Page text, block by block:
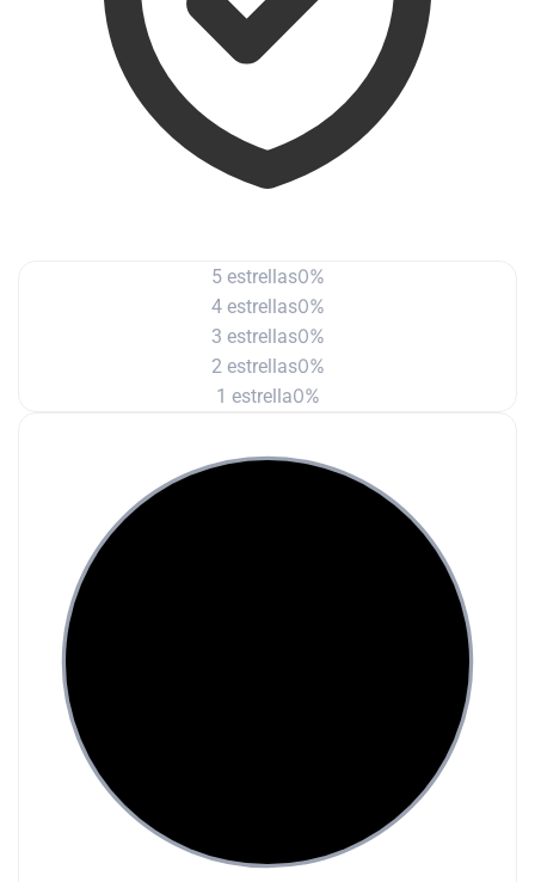
5 estrellas0%
4 estrellas0%
3 estrellas0%
2 estrellas0%
1 estrella0%